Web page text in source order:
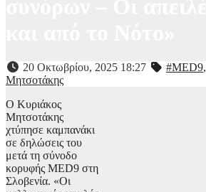
20 Οκτωβρίου, 2025 18:27 #MED9,
Μητσοτάκης
Ο Κυριάκος
Μητσοτάκης
χτύπησε καμπανάκι
σε δηλώσεις του
μετά τη σύνοδο
κορυφής MED9 στη
Σλοβενία. «Οι